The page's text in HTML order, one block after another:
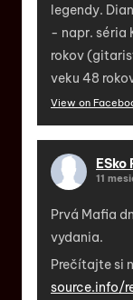
legendy.
- napr. séria
rokov
veku 48
View on
ESko
11
Prvá Mafia
vydania.
Prečítajte si
source.info/